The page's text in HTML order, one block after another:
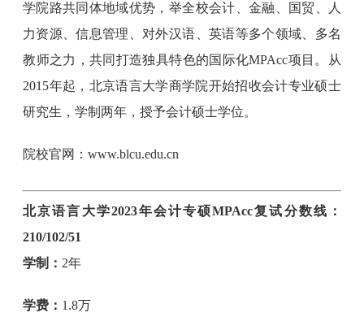
学院路共同体地域优势，举全校会计、金融、国贸、人
力资源、信息管理、对外汉语、英语等多个领域、多名
教师之力，共同打造独具特色的国际化MPAcc项目。从
2015年起，北京语言大学商学院开始招收会计专业硕士
研究生，学制两年，授予会计硕士学位。
院校官网：www.blcu.edu.cn
北京语言大学2023年会计专硕MPAcc复试分数线：
210/102/51
学制： 2年
学费： 1.8万